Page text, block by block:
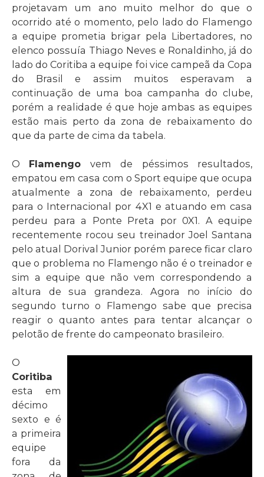
projetavam um ano muito melhor do que o
ocorrido até o momento, pelo lado do Flamengo
a equipe prometia brigar pela Libertadores, no
elenco possuía Thiago Neves e Ronaldinho, já do
lado do Coritiba a equipe foi vice campeã da Copa
do Brasil e assim muitos esperavam a
continuação de uma boa campanha do clube,
porém a realidade é que hoje ambas as equipes
estão mais perto da zona de rebaixamento do
que da parte de cima da tabela.
O Flamengo vem de péssimos resultados,
empatou em casa com o Sport equipe que ocupa
atualmente a zona de rebaixamento, perdeu
para o Internacional por 4X1 e atuando em casa
perdeu para a Ponte Preta por 0X1. A equipe
recentemente rocou seu treinador Joel Santana
pelo atual Dorival Junior porém parece ficar claro
que o problema no Flamengo não é o treinador e
sim a equipe que não vem correspondendo a
altura de sua grandeza. Agora no início do
segundo turno o Flamengo sabe que precisa
reagir o quanto antes para tentar alcançar o
pelotão de frente do campeonato brasileiro.
O
Coritiba
esta em
décimo
sexto e é
a primeira
equipe
fora da